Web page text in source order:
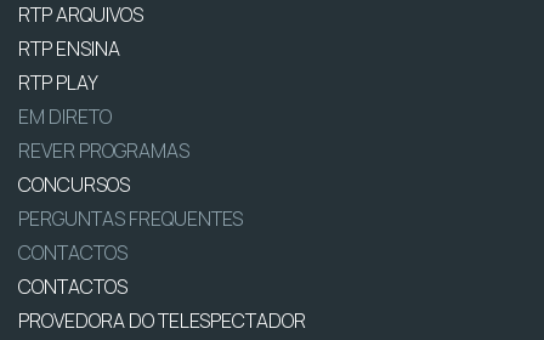
RTP ARQUIVOS
RTP ENSINA
RTP PLAY
EM DIRETO
REVER PROGRAMAS
CONCURSOS
PERGUNTAS FREQUENTES
CONTACTOS
CONTACTOS
PROVEDORA DO TELESPECTADOR